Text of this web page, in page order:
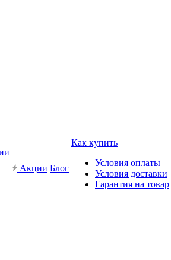
Акции Блог
Как купить
Условия оплаты
Условия доставки
Гарантия на товар